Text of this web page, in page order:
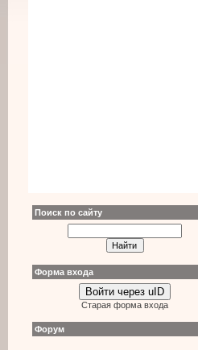
Поиск по сайту
Форма входа
Войти через uID
Старая форма входа
Форум